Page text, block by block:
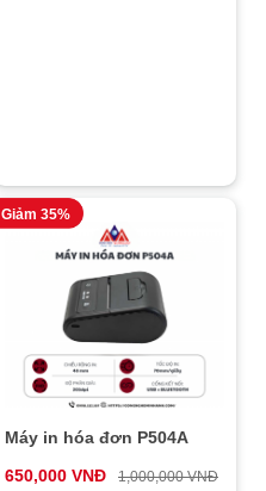
Giảm 35%
Máy in hóa đơn P504A
650,000 VNĐ
1,000,000 VNĐ